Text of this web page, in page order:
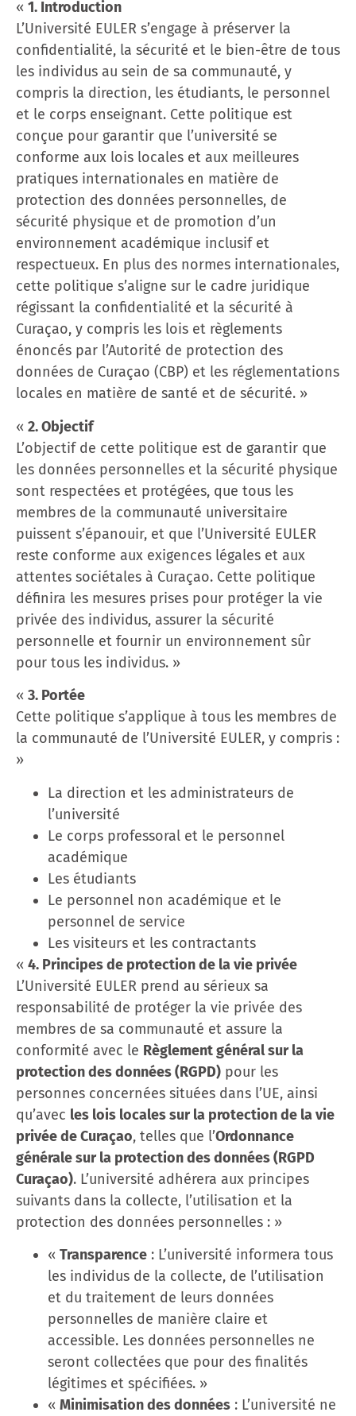
« 1. Introduction
L’Université EULER s’engage à préserver la
confidentialité, la sécurité et le bien-être de tous
les individus au sein de sa communauté, y
compris la direction, les étudiants, le personnel
et le corps enseignant. Cette politique est
conçue pour garantir que l’université se
conforme aux lois locales et aux meilleures
pratiques internationales en matière de
protection des données personnelles, de
sécurité physique et de promotion d’un
environnement académique inclusif et
respectueux. En plus des normes internationales,
cette politique s’aligne sur le cadre juridique
régissant la confidentialité et la sécurité à
Curaçao, y compris les lois et règlements
énoncés par l’Autorité de protection des
données de Curaçao (CBP) et les réglementations
locales en matière de santé et de sécurité. »
« 2. Objectif
L’objectif de cette politique est de garantir que
les données personnelles et la sécurité physique
sont respectées et protégées, que tous les
membres de la communauté universitaire
puissent s’épanouir, et que l’Université EULER
reste conforme aux exigences légales et aux
attentes sociétales à Curaçao. Cette politique
définira les mesures prises pour protéger la vie
privée des individus, assurer la sécurité
personnelle et fournir un environnement sûr
pour tous les individus. »
« 3. Portée
Cette politique s’applique à tous les membres de
la communauté de l’Université EULER, y compris :
»
La direction et les administrateurs de
l’université
Le corps professoral et le personnel
académique
Les étudiants
Le personnel non académique et le
personnel de service
Les visiteurs et les contractants
« 4. Principes de protection de la vie privée
L’Université EULER prend au sérieux sa
responsabilité de protéger la vie privée des
membres de sa communauté et assure la
conformité avec le Règlement général sur la
protection des données (RGPD) pour les
personnes concernées situées dans l’UE, ainsi
qu’avec les lois locales sur la protection de la vie
privée de Curaçao, telles que l’Ordonnance
générale sur la protection des données (RGPD
Curaçao). L’université adhérera aux principes
suivants dans la collecte, l’utilisation et la
protection des données personnelles : »
« Transparence : L’université informera tous
les individus de la collecte, de l’utilisation
et du traitement de leurs données
personnelles de manière claire et
accessible. Les données personnelles ne
seront collectées que pour des finalités
légitimes et spécifiées. »
« Minimisation des données : L’université ne